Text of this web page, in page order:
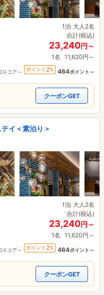
1泊 大人2名
合計(税込)
23,240円～
1名 11,620円～
スコア～ ポイント 2% 464ポイント～
クーポンGET
イ＜素泊り＞
1泊 大人2名
合計(税込)
23,240円～
1名 11,620円～
スコア～ ポイント 2% 464ポイント～
クーポンGET